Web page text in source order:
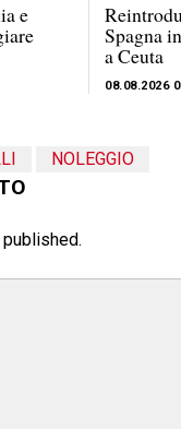
e
Spagna
a Ceuta
08.08.2026
NOLEGGIO